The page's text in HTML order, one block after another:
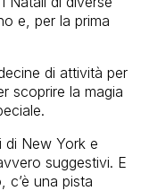
e, per la prima
di attività per
scoprire la magia
di New York e
suggestivi. E
c’è una pista